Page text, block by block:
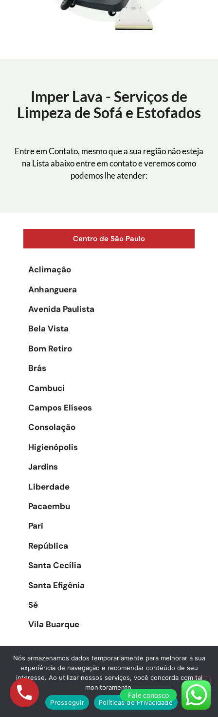
Imper Lava - Serviços de
Limpeza de Sofá e Estofados
Entre em Contato, mesmo que a sua região não esteja
na Lista abaixo entre em contato e veremos como
podemos lhe atender:
Centro de São Paulo
Aclimação
Anhanguera
Avenida Paulista
Bela Vista
Bom Retiro
Brás
Cambuci
Campos Elíseos
Consolação
Higienópolis
Jardins
Liberdade
Pacaembu
Pari
República
Santa Cecília
Santa Efigênia
Sé
Vila Buarque
Zona Oeste
Água Branca
Alphaville
Fale conosco
Nós armazenamos dados temporariamente para melhorar a sua
experiência de navegação e recomendar conteúdo de seu
interesse. Ao utilizar nossos serviços, você concorda com tal
monitoramento.
Prosseguir
Políticas de Privacidade